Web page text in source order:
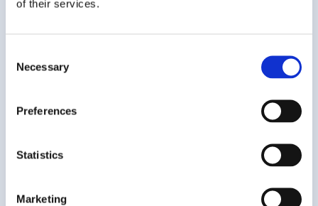
of their services.
Selection
Necessary
Preferences
Statistics
Marketing
Wyrażam zgodę na przetwarzanie moich danych
osobowych w postaci adresu e mail przez nazwa firmy
numer NIP w celu korzystania przeze mnie z usługi
newsletter